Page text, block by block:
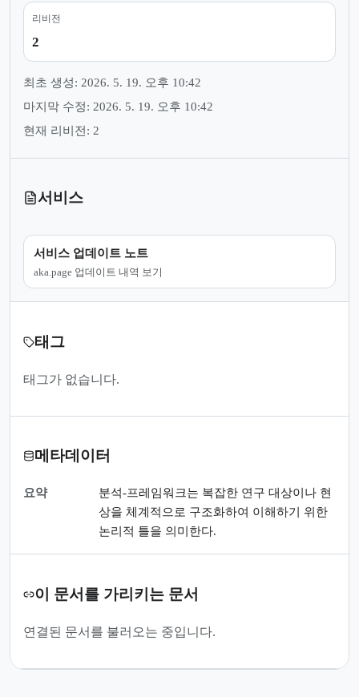
리비전
2
최초 생성: 2026. 5. 19. 오후 10:42
마지막 수정: 2026. 5. 19. 오후 10:42
현재 리비전: 2
서비스
서비스 업데이트 노트
aka.page 업데이트 내역 보기
태그
태그가 없습니다.
메타데이터
요약
분석-프레임워크는 복잡한 연구 대상이나 현
상을 체계적으로 구조화하여 이해하기 위한
논리적 틀을 의미한다.
이 문서를 가리키는 문서
연결된 문서를 불러오는 중입니다.